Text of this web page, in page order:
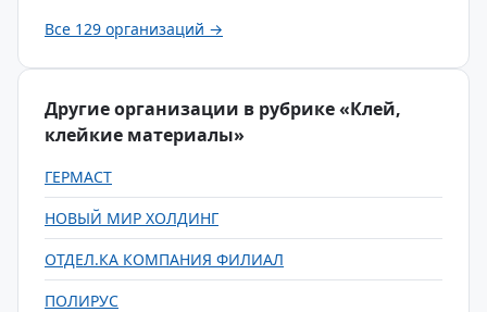
Все 129 организаций →
Другие организации в рубрике «Клей,
клейкие материалы»
ГЕРМАСТ
НОВЫЙ МИР ХОЛДИНГ
ОТДЕЛ.КА КОМПАНИЯ ФИЛИАЛ
ПОЛИРУС